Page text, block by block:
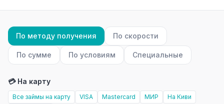
По методу получения По скорости
По сумме По условиям Специальные
💳 На карту
Все займы на карту VISA Mastercard МИР
На Киви